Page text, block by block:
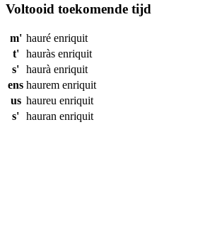
Voltooid toekomende tijd
m' hauré enriquit
t'
hauràs enriquit
s' haurà enriquit
ens haurem enriquit
us haureu enriquit
s' hauran enriquit